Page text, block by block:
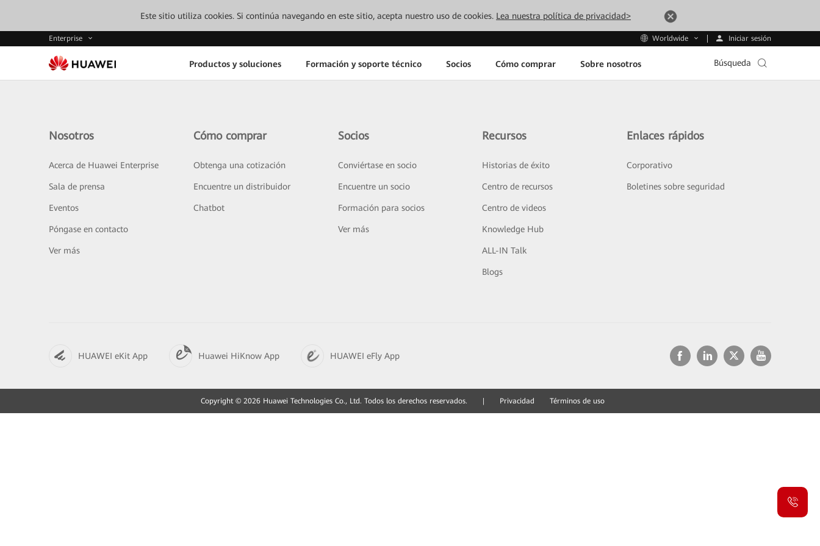
Este sitio utiliza cookies. Si continúa navegando en este sitio, acepta nuestro uso de cookies. Lea nuestra política de privacidad>
Enterprise Worldwide Iniciar sesión
Productos y soluciones Formación y soporte técnico Socios Cómo comprar Sobre nosotros Búsqueda
Nosotros
Acerca de Huawei Enterprise
Sala de prensa
Eventos
Póngase en contacto
Ver más
Cómo comprar
Obtenga una cotización
Encuentre un distribuidor
Chatbot
Socios
Conviértase en socio
Encuentre un socio
Formación para socios
Ver más
Recursos
Historias de éxito
Centro de recursos
Centro de videos
Knowledge Hub
ALL-IN Talk
Blogs
Enlaces rápidos
Corporativo
Boletines sobre seguridad
HUAWEI eKit App Huawei HiKnow App HUAWEI eFly App
Copyright © 2026 Huawei Technologies Co., Ltd. Todos los derechos reservados. Privacidad Términos de uso